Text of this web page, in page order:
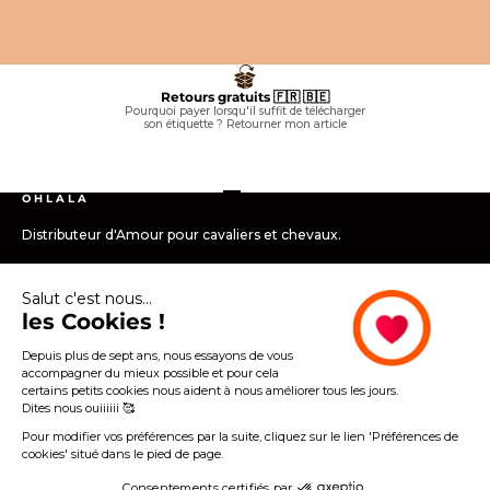
Salut c'est nous...
les Cookies !
Depuis plus de sept ans, nous essayons de vous
accompagner du mieux possible et pour cela
certains petits cookies nous aident à nous améliorer tous les jours.
Dites nous ouiiiiii 🥰
Pour modifier vos préférences par la suite, cliquez sur le lien 'Préférences de
cookies' situé dans le pied de page.
Retours gratuits 🇫🇷 🇧🇪
Pourquoi payer lorsqu'il suffit de télécharger
son étiquette ? Retourner mon article
Aller à l'élément 1
Aller à l'élément 2
Aller à l'élément 3
Aller à l'élément 4
O H L A L A
Distributeur d'Amour pour cavaliers et chevaux.
Infos utiles
Légales